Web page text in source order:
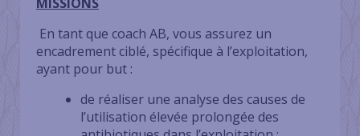
En tant que coach AB, vous assurez un
encadrement ciblé, spécifique à l’exploitation,
ayant pour but :
de réaliser une analyse des causes de
l’utilisation élevée prolongée des